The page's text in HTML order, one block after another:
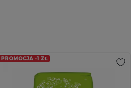
PROMOCJA -1 ZŁ